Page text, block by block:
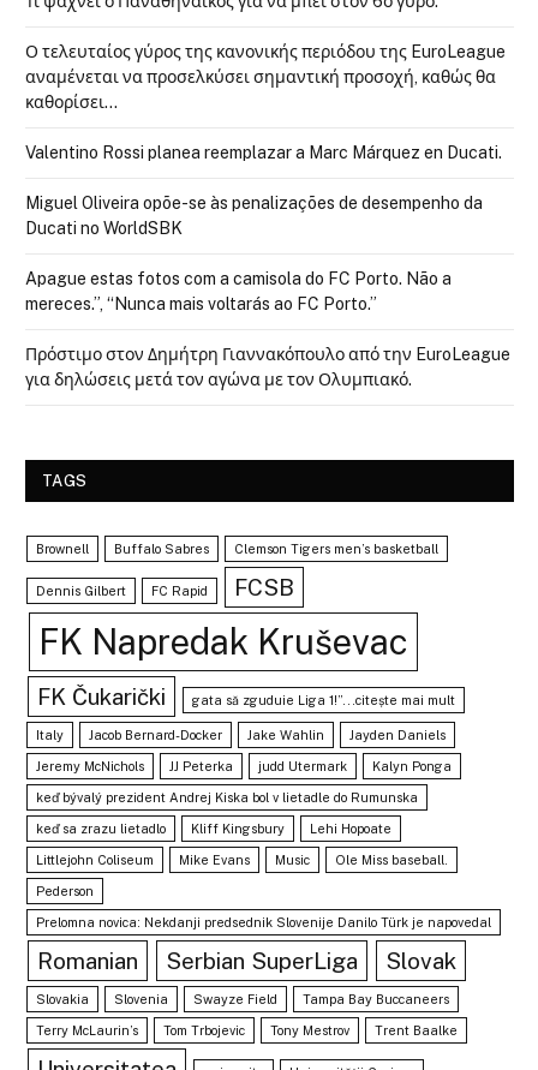
Ο τελευταίος γύρος της κανονικής περιόδου της EuroLeague
αναμένεται να προσελκύσει σημαντική προσοχή, καθώς θα
καθορίσει…
Valentino Rossi planea reemplazar a Marc Márquez en Ducati.
Miguel Oliveira opõe-se às penalizações de desempenho da
Ducati no WorldSBK
Apague estas fotos com a camisola do FC Porto. Não a
mereces.”, “Nunca mais voltarás ao FC Porto.”
Πρόστιμο στον Δημήτρη Γιαννακόπουλο από την EuroLeague
για δηλώσεις μετά τον αγώνα με τον Ολυμπιακό.
TAGS
Brownell Buffalo Sabres Clemson Tigers men’s basketball
Dennis Gilbert FC Rapid FCSB
FK Napredak Kruševac
FK Čukarički gata să zguduie Liga 1!”...citește mai mult
Italy Jacob Bernard-Docker Jake Wahlin Jayden Daniels
Jeremy McNichols JJ Peterka judd Utermark Kalyn Ponga
keď bývalý prezident Andrej Kiska bol v lietadle do Rumunska
keď sa zrazu lietadlo Kliff Kingsbury Lehi Hopoate
Littlejohn Coliseum Mike Evans Music Ole Miss baseball.
Pederson
Prelomna novica: Nekdanji predsednik Slovenije Danilo Türk je napovedal
Romanian Serbian SuperLiga Slovak
Slovakia Slovenia Swayze Field Tampa Bay Buccaneers
Terry McLaurin’s Tom Trbojevic Tony Mestrov Trent Baalke